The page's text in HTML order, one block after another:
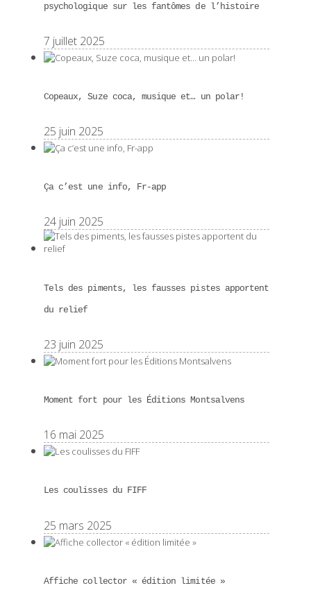
psychologique sur les fantômes de l’histoire
7 juillet 2025
Copeaux, Suze coca, musique et… un polar!
25 juin 2025
Ça c’est une info, Fr-app
24 juin 2025
Tels des piments, les fausses pistes apportent
du relief
23 juin 2025
Moment fort pour les Éditions Montsalvens
16 mai 2025
Les coulisses du FIFF
25 mars 2025
Affiche collector « édition limitée »